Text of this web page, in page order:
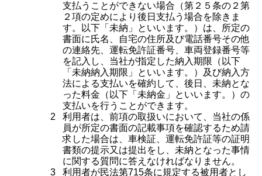
支払うことができない場合（第２５条の２第
２項の定めにより後日支払う場合を除きま
す。以下「未納」といいます。）は、所定の
書面に氏名、自宅の住所及び電話番号その他
の連絡先、運転免許証番号、車両登録番号等
を記入し、当社が指定した納入期限（以下
「未納納入期限」といいます。）及び納入方
法による支払いを確約して、後日、未納とな
った料金（以下「未納金」といいます。）の
支払いを行うことができます。
2 利用者は、前項の取扱いにおいて、当社の係
員が所定の書面の記載事項を確認するため請
求した場合は、車検証、運転免許証等の証明
書類の提示又は提出をし、未納となった事情
に関する質問に答えなければなりません。
3 利用者が民法第715条に規定する被用者とし